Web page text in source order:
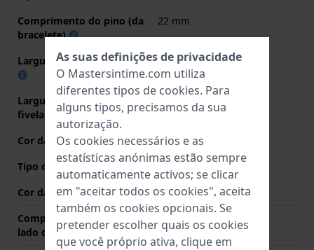
Comprimento do pino (da
bracelete)
22 mm
Largura das extremidades 22 mm
Largura da bracelete na
fivela
Cor da bracelete
Prata
Tipo de Fecho
Fecho milanese
Cor da fivela
Prata
Comprimento de banda no
lado das 12 horas
75 mm
As suas definições de privacidade
O Mastersintime.com utiliza
diferentes tipos de cookies. Para
alguns tipos, precisamos da sua
autorização.
Os cookies necessários e as
estatísticas anónimas estão sempre
automaticamente activos; se clicar
em "aceitar todos os cookies", aceita
também os cookies opcionais. Se
pretender escolher quais os cookies
que você próprio ativa, clique em